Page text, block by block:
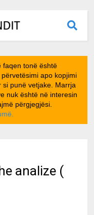
faqen tonë është
apo kopjimi
si punë vetjake. Marrja
nuk është në interesin
përgjegjësi.
analize (